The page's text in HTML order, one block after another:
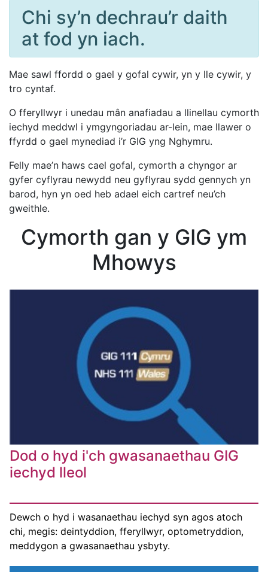
Chi sy’n dechrau’r daith
at fod yn iach.
Mae sawl ffordd o gael y gofal cywir, yn y lle cywir, y
tro cyntaf.
O fferyllwyr i unedau mân anafiadau a llinellau cymorth
iechyd meddwl i ymgyngoriadau ar-lein, mae llawer o
ffyrdd o gael mynediad i’r GIG yng Nghymru.
Felly mae’n haws cael gofal, cymorth a chyngor ar
gyfer cyflyrau newydd neu gyflyrau sydd gennych yn
barod, hyn yn oed heb adael eich cartref neu’ch
gweithle.
Cymorth gan y GIG ym
Mhowys
Dod o hyd i'ch gwasanaethau GIG
iechyd lleol
Dewch o hyd i wasanaethau iechyd syn agos atoch
chi, megis: deintyddion, fferyllwyr, optometryddion,
meddygon a gwasanaethau ysbyty.